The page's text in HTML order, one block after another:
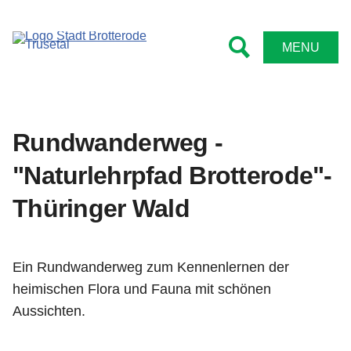
MENU
Rundwanderweg -
"Naturlehrpfad Brotterode"-
Thüringer Wald
Ein Rundwanderweg zum Kennenlernen der
heimischen Flora und Fauna mit schönen
Aussichten.
Stadtrat
Satzungen
Formulare
Niederschriften
Sportstätten
Bibliotheken
Vereine
Kirche
Radwege
Wintersport
Familientipps
Gastronomie
Barrierefreiheitserklärung